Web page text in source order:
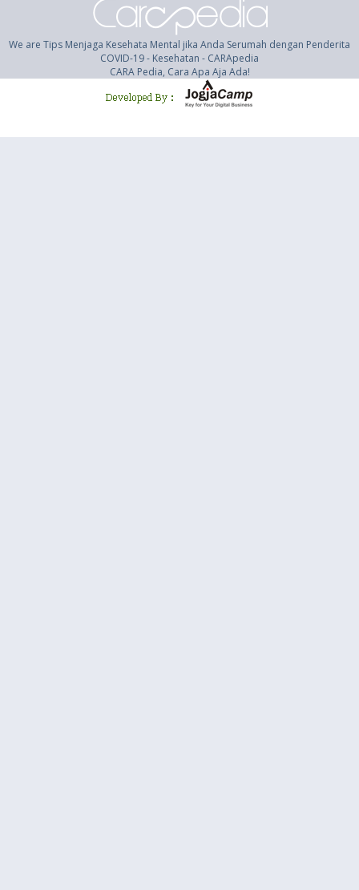
We are Tips Menjaga Kesehata Mental jika Anda Serumah dengan Penderita
COVID-19 - Kesehatan - CARApedia
CARA Pedia, Cara Apa Aja Ada!